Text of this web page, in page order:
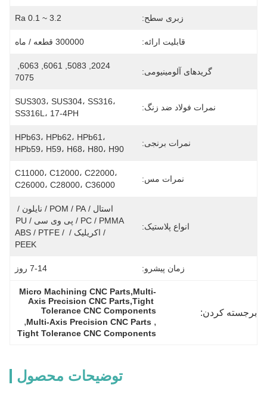
زبری سطح: Ra 0.1 ~ 3.2
قابلیت ارائه: 300000 قطعه / ماه
گریدهای آلومینیومی:
7075
نمرات فولاد ضد زنگ:
SUS303، SUS304، SS316،
SS316L، 17-4PH
نمرات برنجی:
HPb63، HPb62، HPb61،
HPb59، H59، H68، H80، H90
نمرات مس:
C11000، C12000، C22000،
C26000، C28000، C36000
انواع پلاستیک:
/ اکریلیک / ABS / PTFE /
PEEK
زمان پیشرو: 7-14 روز
برجسته کردن:
Micro Machining CNC Parts,Multi-
Axis Precision CNC Parts,Tight
Tolerance CNC Components
,
Multi-Axis Precision CNC Parts
,
Tight Tolerance CNC Components
توضیحات محصول